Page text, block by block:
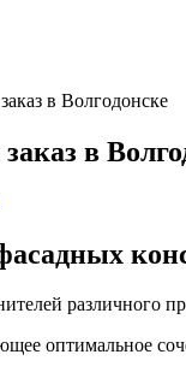
в Волгодонске
в
оптимальное